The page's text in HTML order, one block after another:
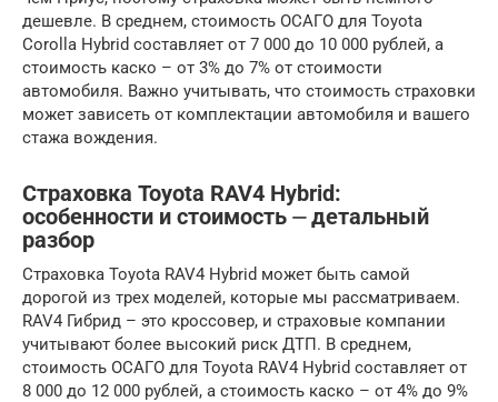
дешевле. В среднем, стоимость ОСАГО для Toyota
Corolla Hybrid составляет от 7 000 до 10 000 рублей, а
стоимость каско – от 3% до 7% от стоимости
автомобиля. Важно учитывать, что стоимость страховки
может зависеть от комплектации автомобиля и вашего
стажа вождения.
Страховка Toyota RAV4 Hybrid:
особенности и стоимость ⏤ детальный
разбор
Страховка Toyota RAV4 Hybrid может быть самой
дорогой из трех моделей, которые мы рассматриваем.
RAV4 Гибрид – это кроссовер, и страховые компании
учитывают более высокий риск ДТП. В среднем,
стоимость ОСАГО для Toyota RAV4 Hybrid составляет от
8 000 до 12 000 рублей, а стоимость каско – от 4% до 9%